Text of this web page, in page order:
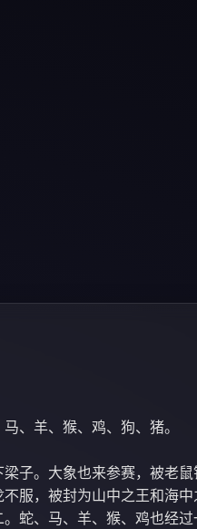
、羊、猴、鸡、狗、猪。
子。大象也来参赛，被老
服，被封为山中之王和海
蛇、马、羊、猴、鸡也经